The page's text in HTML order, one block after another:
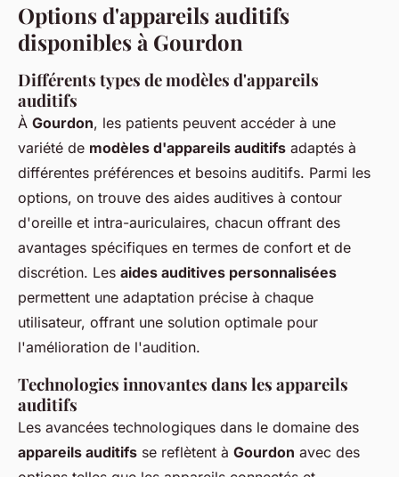
Options d'appareils auditifs
disponibles à Gourdon
Différents types de modèles d'appareils
auditifs
À Gourdon, les patients peuvent accéder à une
variété de modèles d'appareils auditifs adaptés à
différentes préférences et besoins auditifs. Parmi les
options, on trouve des aides auditives à contour
d'oreille et intra-auriculaires, chacun offrant des
avantages spécifiques en termes de confort et de
discrétion. Les aides auditives personnalisées
permettent une adaptation précise à chaque
utilisateur, offrant une solution optimale pour
l'amélioration de l'audition.
Technologies innovantes dans les appareils
auditifs
Les avancées technologiques dans le domaine des
appareils auditifs se reflètent à Gourdon avec des